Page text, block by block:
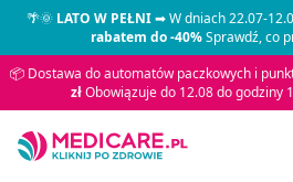
🌴🌞LATO W PEŁNI➡ W dniach 22.07-
rabatem do -40%Sprawdź, co
📦 Dostawa do automatów paczkowych i
złObowiązuje do 12.08 do godziny